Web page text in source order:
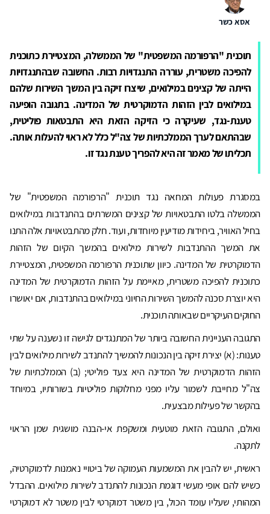
אסא כשר
תוכנית "הרפורמה המשפטית" של הממשלה, המצטיירת כתוכנית
להפיכה משטרית, עוררה התנגדויות רבות. החשובה שבהתנגדויות
הייתה של קצינים במילואים, שיצרו זיקה בין המשך השירות שלהם
במילואים לבין הזהות הדמוקרטית של המדינה. בתגובה הופיעה
טענת-נגד, שעיקרה כי הזיקה הזאת היא התבטאות פוליטית,
שבהתאם לערך הממלכתיות של צה"ל כלל לא ראוי להעלות אותה.
תכליתו של מאמר זה היא להפריך טענת נגד זו.
במסגרת פעולות המחאה נגד תוכנית "הרפורמה המשפטית" של
הממשלה בלטו התבטאויות של קצינים המשרתים בהתנדבות במילואים
בחיל האוויר, ביחידות מודיעין מיוחדות, ועוד. חלק מהתבטאויות אלה התנו
את המשך ההתנדבות לשירות מילואים בהמשך הקיום של הזהות
הדמוקרטית של המדינה. כיוון שתוכנית הרפורמה המשפטית, המצטיירת
כתוכנית להפיכה משטרית, מאיימת על הזהות הדמוקרטית של המדינה
היא יוצרת סכנה להמשך השירות החיוני במילואים בהתנדבות, אם יאושרו
החוקים העיקריים שבאותה תוכנית.
התגובה העניינית החשובה ביותר של המתנגדים לגישה זו נשענה על שתי
טענות: (א) יצירת זיקה בין הנכונות להמשיך להתנדב לשירות מילואים לבין
הזהות הדמוקרטית של המדינה היא צעד פוליטי; (ב) הממלכתיות של
צה"ל מחייבת לשמור עליו מפני מחלוקות פוליטיות בשורותיו, במיוחד
בהקשר של פעילות מבצעית.
ואולם, התגובה הזאת מוטעית ומשקפת אי-הבנה מושגית שמן הראוי
לתקנה.
ראשית, יש להבין את המשמעות העמוקה של ביטויי נאמנות לדמוקרטיה,
כשיש להם אופי מעשי דוגמת הנכונות להתנדב לשירות מילואים. ההבדל
המהותי, שעליו עומד הכול, בין משטר דמוקרטי לבין משטר לא דמוקרטי